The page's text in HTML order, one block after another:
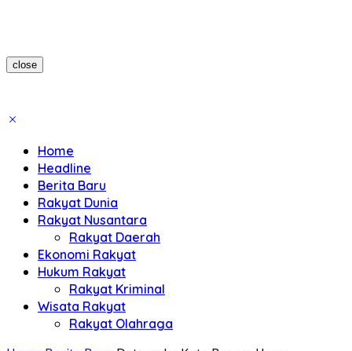
close
Home
Headline
Berita Baru
Rakyat Dunia
Rakyat Nusantara
Rakyat Daerah
Ekonomi Rakyat
Hukum Rakyat
Rakyat Kriminal
Wisata Rakyat
Rakyat Olahraga